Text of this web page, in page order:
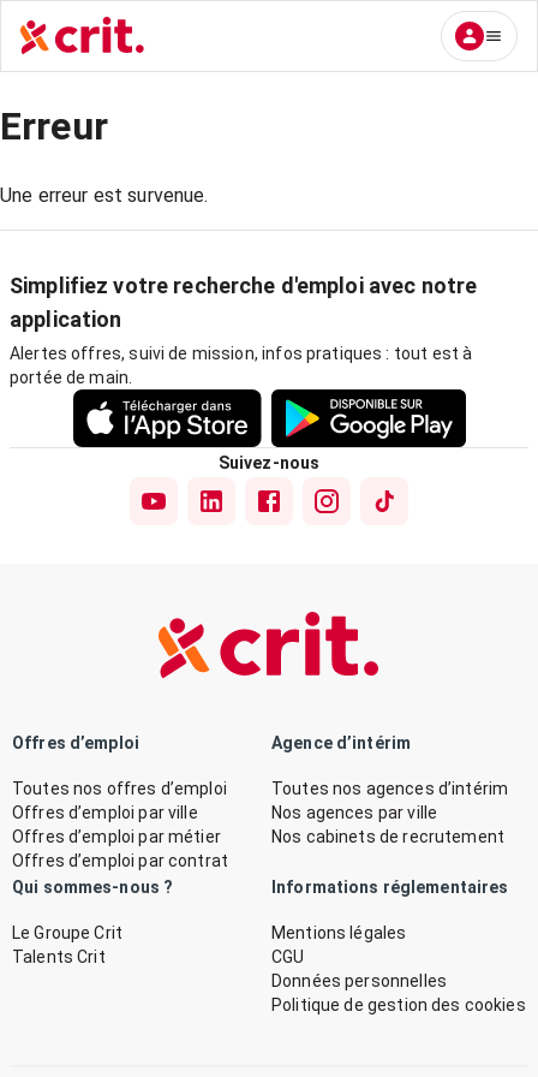
Erreur
Une erreur est survenue.
Simplifiez votre recherche d'emploi avec notre
application
Alertes offres, suivi de mission, infos pratiques : tout est à
portée de main.
Suivez-nous
Offres d’emploi
Toutes nos offres d’emploi
Offres d’emploi par ville
Offres d’emploi par métier
Offres d’emploi par contrat
Agence d’intérim
Toutes nos agences d’intérim
Nos agences par ville
Nos cabinets de recrutement
Qui sommes-nous ?
Le Groupe Crit
Talents Crit
Informations réglementaires
Mentions légales
CGU
Données personnelles
Politique de gestion des cookies